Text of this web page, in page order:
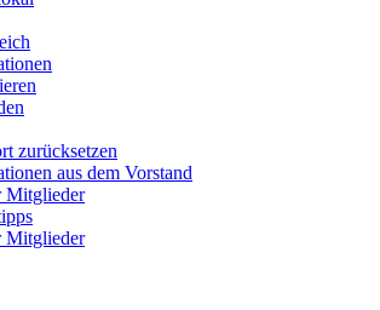
zurücksetzen
aus dem Vorstand
Mitglieder
Mitglieder